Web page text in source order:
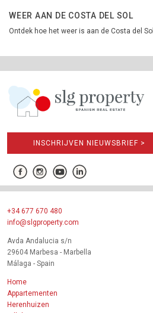
WEER AAN DE COSTA DEL SOL
Ontdek hoe het weer is aan de Costa del Sol
INSCHRIJVEN NIEUWSBRIEF >
+34 677 670 480
info@slgproperty.com
Avda Andalucia s/n
29604 Marbesa - Marbella
Málaga - Spain
Home
Appartementen
Herenhuizen